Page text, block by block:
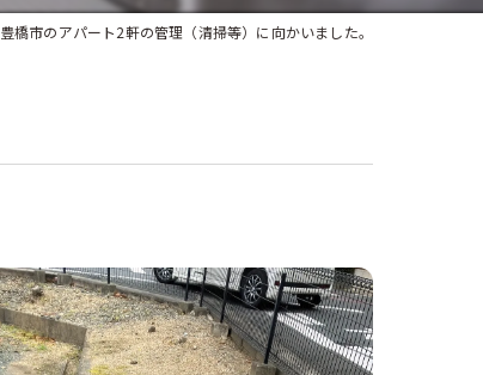
豊橋市のアパート2軒の管理（清掃等）に向かいました。